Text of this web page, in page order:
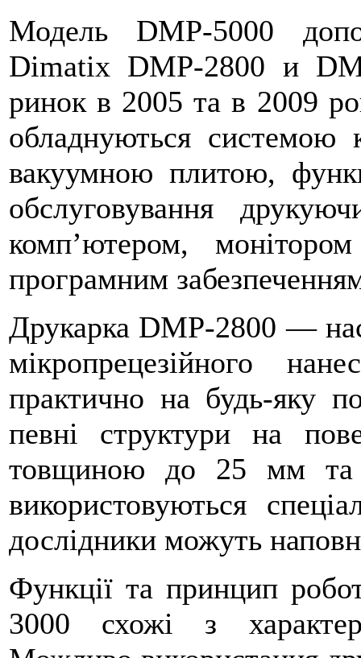
Модель DMP-5000
Dimatix DMP-2800 и
ринок в 2005 та в 2009
обладнуються системою
вакуумною плитою,
обслуговування
комп’ютером,
програмним
Друкарка DMP-2800 —
мікропрецезійного
практично на будь-яку
певні структури на
товщиною до 25 мм
використовуються
дослідники можуть
Функції та принцип
3000 схожі з